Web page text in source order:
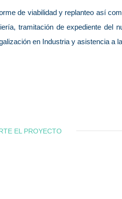
de viabilidad y replanteo así
tramitación de expediente
en Industria y asistencia a
EL PROYECTO